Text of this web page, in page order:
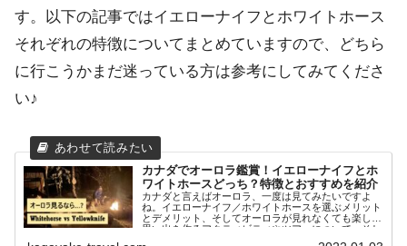
す。以下の記事ではイエローナイフとホワイトホース
それぞれの特徴についてまとめていますので、どちら
に行こうかまだ迷っている方は参考にしてみてくださ
い♪
カナダでオーロラ鑑賞！イエローナイフとホ
ワイトホースどっち？特徴とおすすめを紹介
カナダと言えばオーロラ、一度は見てみたいですよ
ね。イエローナイフ／ホワイトホースを選ぶメリット
とデメリット、そしてオーロラが見れなくても楽しい
思い出を作るアクティビティやツアーについて、そし